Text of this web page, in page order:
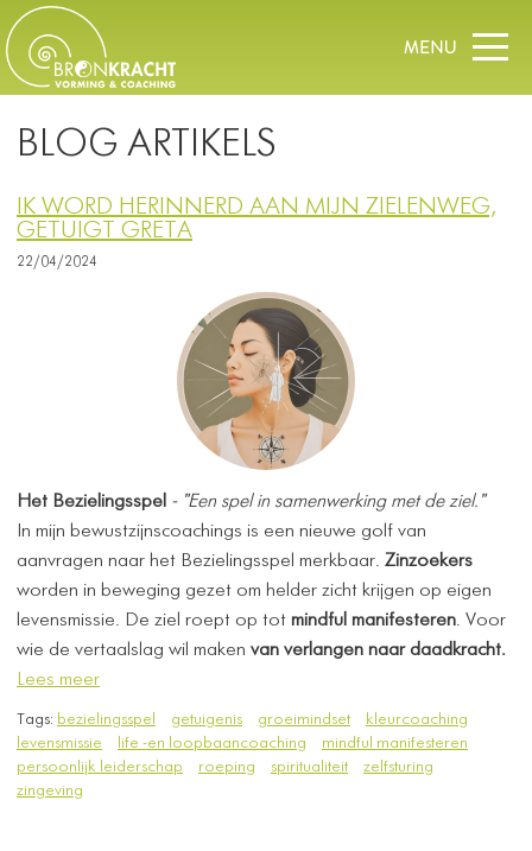
BLOG ARTIKELS
IK WORD HERINNERD AAN MIJN ZIELENWEG,
GETUIGT GRETA
22/04/2024
Het Bezielingsspel - "Een spel in samenwerking met de ziel."
In mijn bewustzijnscoachings is een nieuwe golf van
aanvragen naar het Bezielingsspel merkbaar. Zinzoekers
worden in beweging gezet om helder zicht krijgen op eigen
levensmissie. De ziel roept op tot mindful manifesteren. Voor
wie de vertaalslag wil maken van verlangen naar daadkracht.
Lees meer
Tags: bezielingsspel getuigenis groeimindset
kleurcoaching
levensmissie
life -en loopbaancoaching
mindful manifesteren
persoonlijk leiderschap
roeping spiritualiteit
zelfsturing
zingeving